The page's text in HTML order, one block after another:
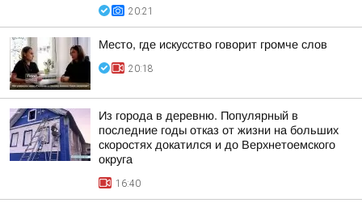
20:21
Место, где искусство говорит громче слов
20:18
Из города в деревню. Популярный в
последние годы отказ от жизни на больших
скоростях докатился и до Верхнетоемского
округа
16:40